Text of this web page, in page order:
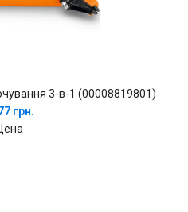
3-в-1 (00008819801)
грн.